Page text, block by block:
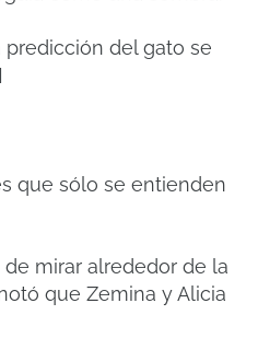
predicción del gato se
que sólo se entienden
mirar alrededor de la
que Zemina y Alicia